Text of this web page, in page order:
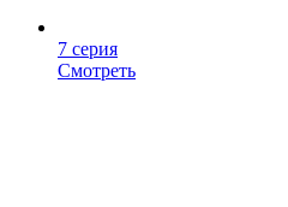
7 серия
Смотреть